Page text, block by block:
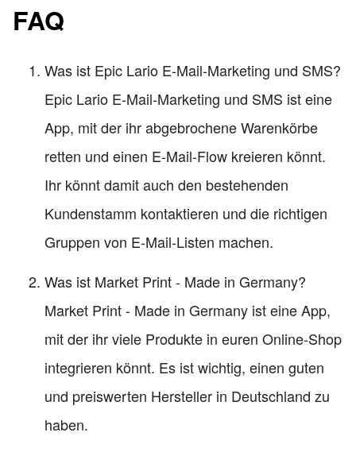
FAQ
Was ist Epic Lario E-Mail-Marketing und SMS?
Epic Lario E-Mail-Marketing und SMS ist eine
App, mit der ihr abgebrochene Warenkörbe
retten und einen E-Mail-Flow kreieren könnt.
Ihr könnt damit auch den bestehenden
Kundenstamm kontaktieren und die richtigen
Gruppen von E-Mail-Listen machen.
Was ist Market Print - Made in Germany?
Market Print - Made in Germany ist eine App,
mit der ihr viele Produkte in euren Online-Shop
integrieren könnt. Es ist wichtig, einen guten
und preiswerten Hersteller in Deutschland zu
haben.